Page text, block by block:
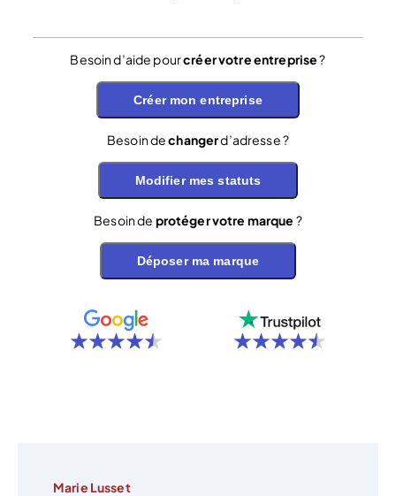
Besoin d’aide pourcréer votre entreprise?
Créer mon entreprise
Besoin dechangerd’adresse ?
Modifier mes statuts
Besoin de protéger votre marque ?
Déposer ma marque
Marie Lusset